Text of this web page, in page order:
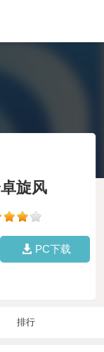
旋风
PC下载
排行